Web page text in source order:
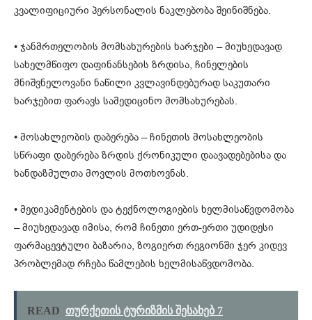
კვალიფიციური პერსონალის ნაკლებობა შეინიშნება.
• ჯანმრთელობის მომსახურების ხარჯები – მიუხედავად
სახელმწიფო დაფინანსების ზრდისა, ჩინელების
მნიშვნელოვანი ნაწილი კვლავინდებურად საკუთარი
ხარჯებით ფარავს სამედიცინო მომსახურებას.
• მოსახლეობის დაბერება – ჩინეთის მოსახლეობის
სწრაფი დაბერება ზრდის ქრონიკული დაავადებებისა და
ხანდაზმულთა მოვლის მოთხოვნას.
• მედიკამენტების და ტექნოლოგიების ხელმისაწვდომობა
– მიუხედავად იმისა, რომ ჩინეთი ერთ-ერთი უდიდესი
ფარმაცევტული ბაზარია, ზოგიერთ რეგიონში ჯერ კიდევ
პრობლემად რჩება წამლების ხელმისაწვდომობა.
READ თურქეთის ტურიზმის შესახებ 7